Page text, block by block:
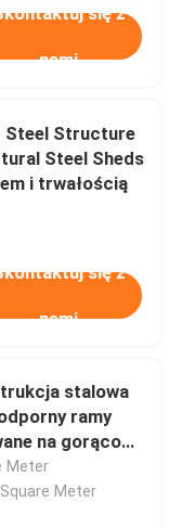
się z
nami
Steel Structure
Steel Sheds
i trwałością
się z
nami
stalowa
ramy
na gorąco
do
i ochrony
Meter
Meter